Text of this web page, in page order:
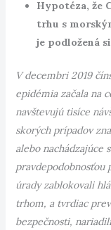
Hypotéza, že
trhu s
je podložená
V decembri 2019
epidémia začala na
navštevujú tisíce
skorých prípadov
alebo nachádzajúce
pravdepodobnosťou
úrady zablokovali
trhom, a tvrdiac
bezpečnosti,